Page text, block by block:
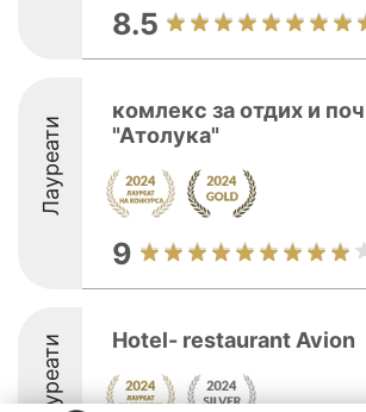
8.5
Лауреати
комлекс за отдих и
"Атолука"
9
Лауреати Hotel- restaurant Avion